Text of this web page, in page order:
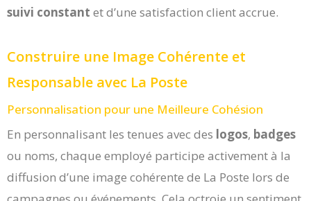
suivi constant et d’une satisfaction client accrue.
Construire une Image Cohérente et
Responsable avec La Poste
Personnalisation pour une Meilleure Cohésion
En personnalisant les tenues avec des logos, badges
ou noms, chaque employé participe activement à la
diffusion d’une image cohérente de La Poste lors de